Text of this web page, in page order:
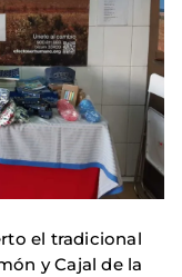
el tradicional
y Cajal de la